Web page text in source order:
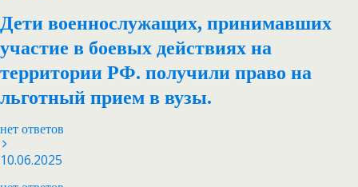
Дети военнослужащих, принимавших
участие в боевых действиях на
территории РФ. получили право на
льготный прием в вузы.
нет ответов
10.06.2025